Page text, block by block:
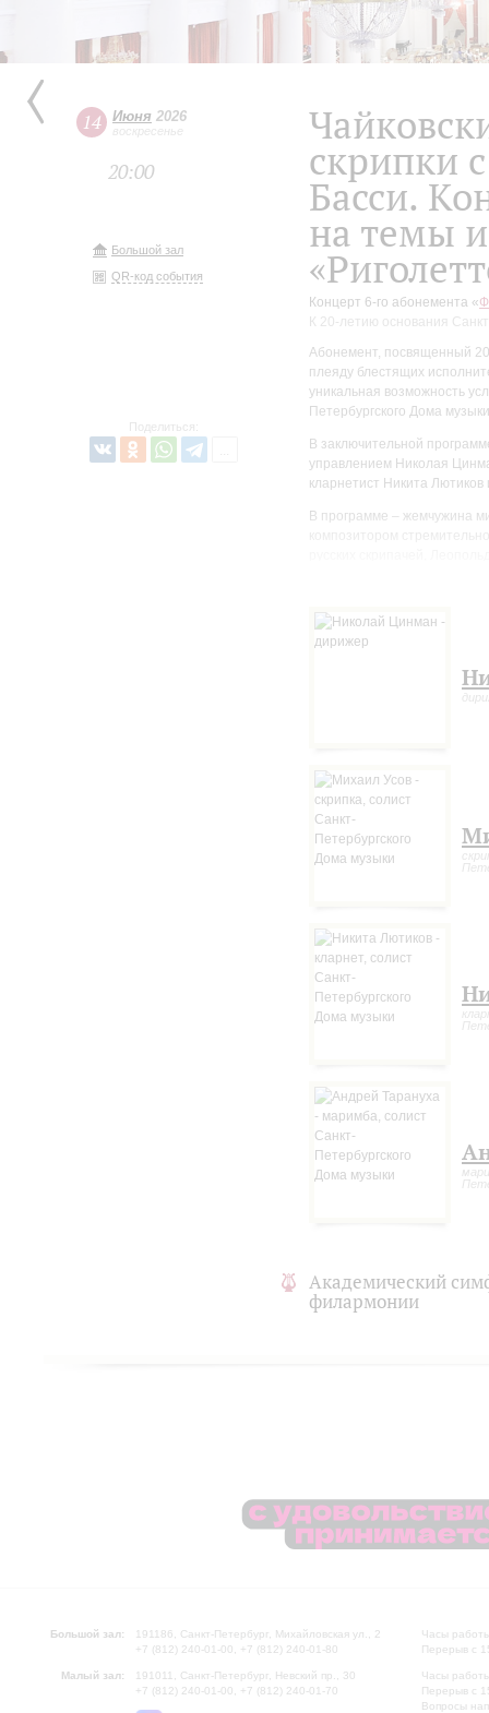
14 Июня 2026
воскресенье
20:00
Большой зал
QR-код события
Поделиться:
скрипки
Басси.
на темы
Концерт 6-го абонемента «
К 20-летию основания
Абонемент, посвященный
плеяду блестящих
уникальная возможность
Петербургского Дома
В заключительной
управлением Николая
кларнетист Никита
В программе – жемчужина
Леопольд Ауэр стал
скрипичной школы, он
В этот вечер также
оркестром, созданная
Концерт для маримбы с
Академический
филармонии
Большой зал:
191186, Санкт-Петербург, Михайловская ул., 2
+7 (812) 240-01-00, +7 (812) 240-01-80
Малый зал:
191011, Санкт-Петербург, Невский пр., 30
+7 (812) 240-01-00, +7 (812) 240-01-70
Часы
Перерыв с
Часы
Перерыв с
Вопросы